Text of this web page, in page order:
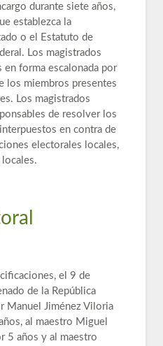
durante siete años,
establezca la
o el Estatuto de
Los magistrados
forma escalonada por
los miembros presentes
Los magistrados
de resolver los
en contra de
electorales locales,
el 9 de
de la República
Manuel Jiménez Viloria
al maestro Miguel
5 años y al maestro